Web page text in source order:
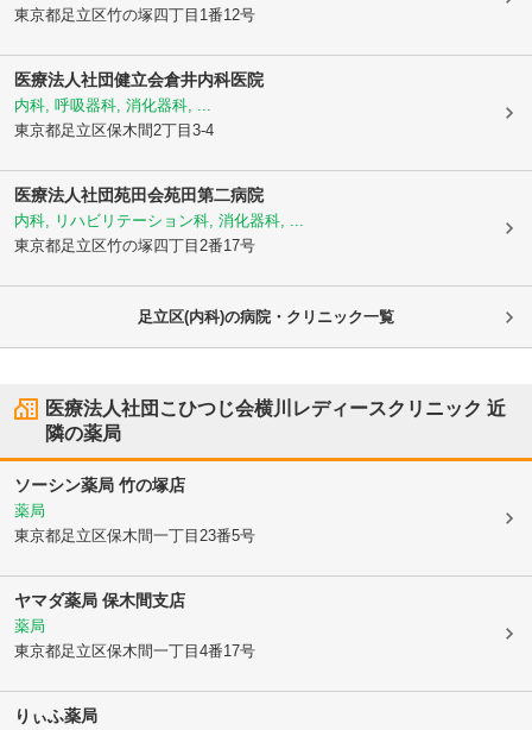
東京都足立区竹の塚四丁目1番12号
医療法人社団健立会倉井内科医院
内科, 呼吸器科, 消化器科, ...
東京都足立区保木間2丁目3-4
医療法人社団苑田会苑田第二病院
内科, リハビリテーション科, 消化器科, ...
東京都足立区竹の塚四丁目2番17号
足立区(内科)の病院・クリニック一覧
医療法人社団こひつじ会横川レディースクリニック 近
隣の薬局
ソーシン薬局 竹の塚店
薬局
東京都足立区保木間一丁目23番5号
ヤマダ薬局 保木間支店
薬局
東京都足立区保木間一丁目4番17号
りぃふ薬局